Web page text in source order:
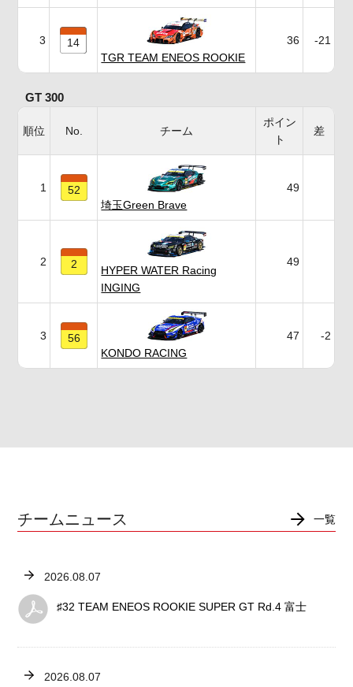
3
14
TGR TEAM ENEOS ROOKIE
36 -21
GT 300
順位 No. チーム
ポイン
ト
差
1
52
埼玉Green Brave
49
2 2
HYPER WATER Racing
INGING
49
3
56
KONDO RACING
47 -2
チームニュース 一覧
2026.08.07
♯32 TEAM ENEOS ROOKIE SUPER GT Rd.4 富士
2026.08.07